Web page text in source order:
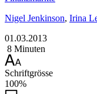
Nigel Jenkinson, Irina
01.03.2013
8 Minuten
Schriftgrösse
100%